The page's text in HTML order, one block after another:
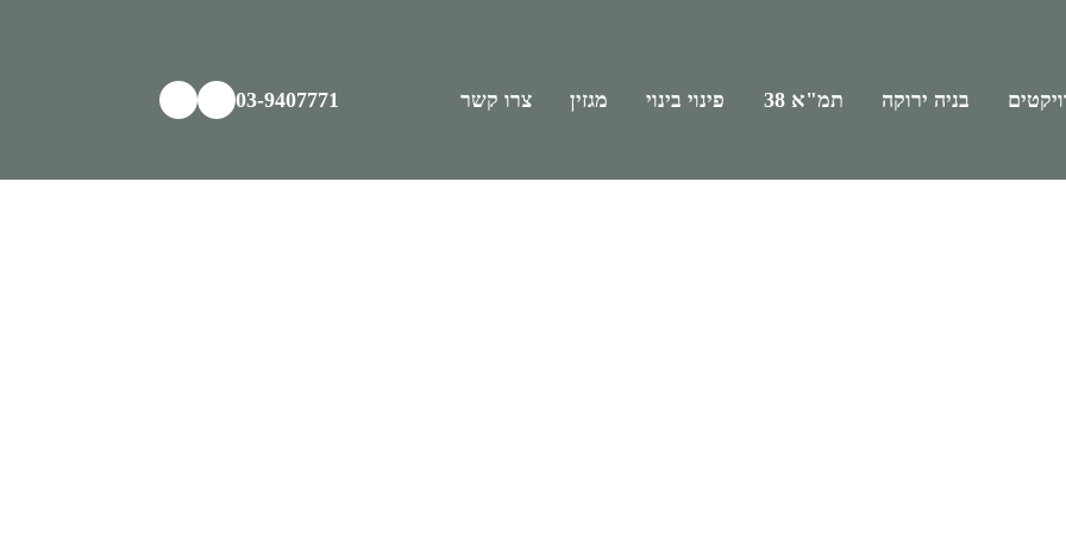
בניה ירוקה תמ"א 38 פינוי בינוי מגזין צרו קשר 03-9407771